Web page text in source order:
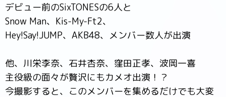
デビュー前のSixTONESの6人と
Snow Man、Kis-My-Ft2、
Hey!Say!JUMP、AKB48、メンバー数人が出演
他、川栄李奈、石井杏奈、窪田正孝、波岡一喜
主役級の面々が贅沢にもカメオ出演！？
今撮影すると、このメンバーを集めるだけでも大変